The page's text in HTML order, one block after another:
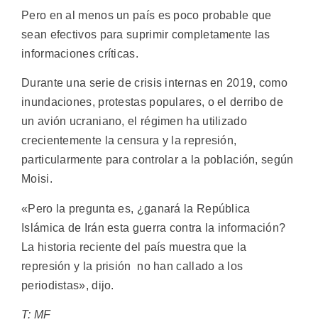
Pero en al menos un país es poco probable que
sean efectivos para suprimir completamente las
informaciones críticas.
Durante una serie de crisis internas en 2019, como
inundaciones, protestas populares, o el derribo de
un avión ucraniano, el régimen ha utilizado
crecientemente la censura y la represión,
particularmente para controlar a la población, según
Moisi.
«Pero la pregunta es, ¿ganará la República
Islámica de Irán esta guerra contra la información?
La historia reciente del país muestra que la
represión y la prisión no han callado a los
periodistas», dijo.
T: MF